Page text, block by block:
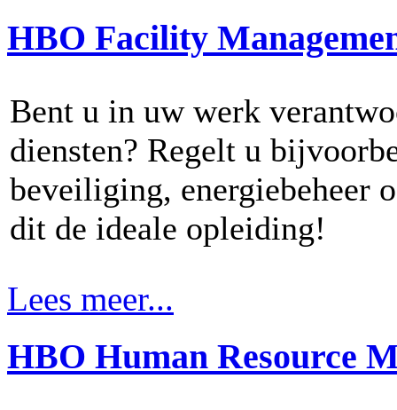
HBO Facility
Bent u in uw werk
diensten? Regelt u
beveiliging, energiebeheer
dit de ideale opleiding!
Lees meer...
HBO Human Resource